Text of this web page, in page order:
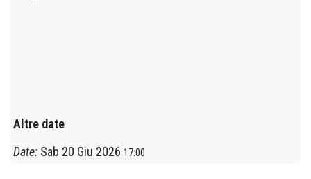
Altre date
Date: Sab 20 Giu 202617:00